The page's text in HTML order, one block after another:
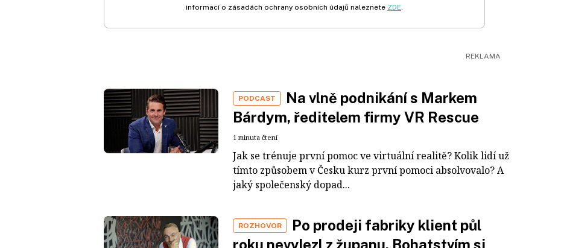
informací o zásadách ochrany osobních údajů naleznete ZDE
PODCAST
Na vlně podnikání s Markem
Bárdym, ředitelem firmy VR Rescue
1 minuta čtení
Jak se trénuje první pomoc ve virtuální realitě? Kolik lidí už
tímto způsobem v Česku kurz první pomoci absolvovalo? A
jaký společenský dopad...
ROZHOVOR
Po prodeji fabriky klient půl
roku nevylezl z županu. Bohatstvím si